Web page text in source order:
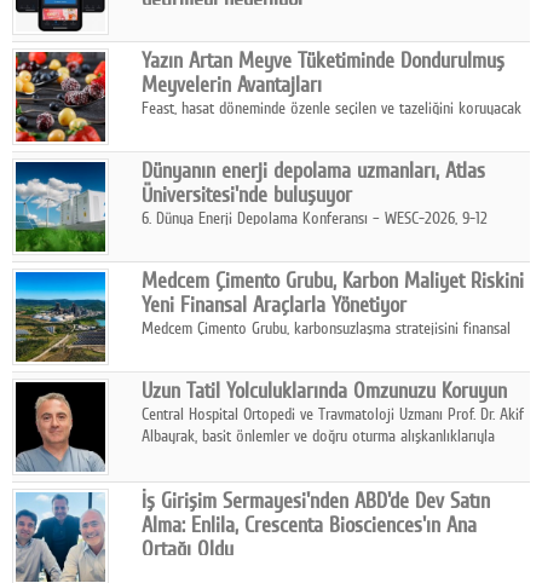
ekonomi ile gerçek dünya alışveriş deneyimi arasında köprü
kurmayı hedefleyen vizyonuyla uluslararası pazarlara açılıyor.
Yazın Artan Meyve Tüketiminde Dondurulmuş
Meyvelerin Avantajları
Feast, hasat döneminde özenle seçilen ve tazeliğini koruyacak
pratik, güvenilir ve lezzetli bir alternatif sunuyor.
Dünyanın enerji depolama uzmanları, Atlas
Üniversitesi'nde buluşuyor
6. Dünya Enerji Depolama Konferansı – WESC-2026, 9-12
sahipliğinde gerçekleştirilecek.
Medcem Çimento Grubu, Karbon Maliyet Riskini
Yeni Finansal Araçlarla Yönetiyor
Medcem Çimento Grubu, karbonsuzlaşma stratejisini finansal
Uzun Tatil Yolculuklarında Omzunuzu Koruyun
Central Hospital Ortopedi ve Travmatoloji Uzmanı Prof. Dr. Akif
Albayrak, basit önlemler ve doğru oturma alışkanlıklarıyla
İş Girişim Sermayesi'nden ABD'de Dev Satın
Alma: Enlila, Crescenta Biosciences'ın Ana
Ortağı Oldu